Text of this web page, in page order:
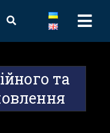
та